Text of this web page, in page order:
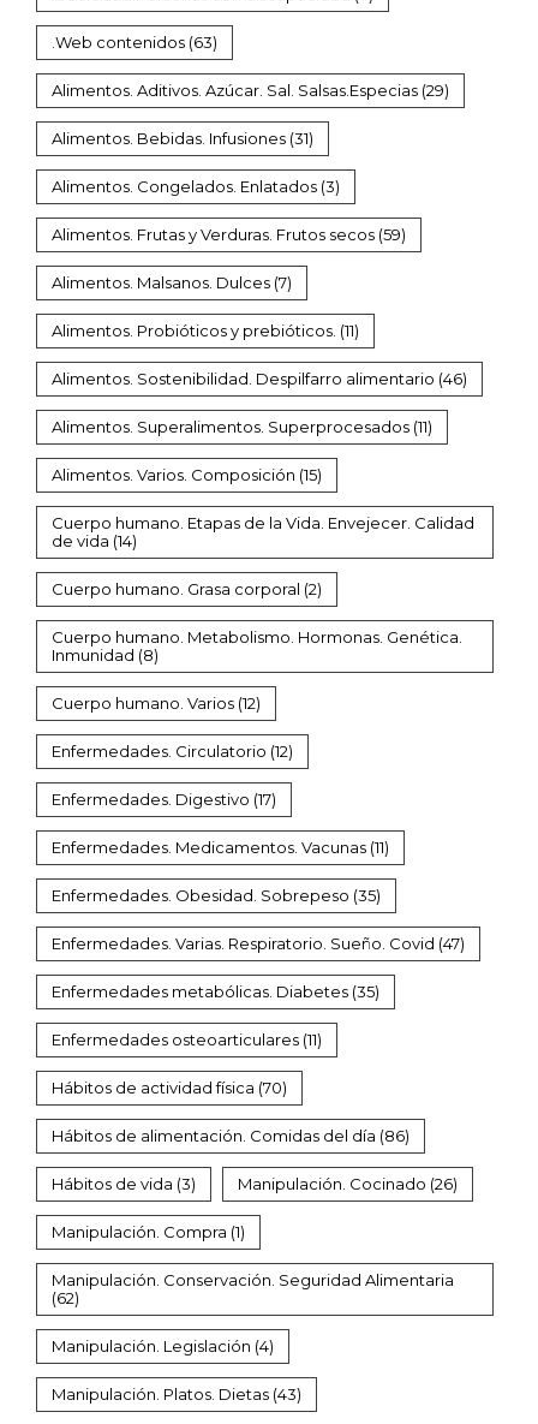
.Web contenidos (63)
Alimentos. Aditivos. Azúcar. Sal. Salsas.Especias (29)
Alimentos. Bebidas. Infusiones (31)
Alimentos. Congelados. Enlatados (3)
Alimentos. Frutas y Verduras. Frutos secos (59)
Alimentos. Malsanos. Dulces (7)
Alimentos. Probióticos y prebióticos. (11)
Alimentos. Sostenibilidad. Despilfarro alimentario (46)
Alimentos. Superalimentos. Superprocesados (11)
Alimentos. Varios. Composición (15)
Cuerpo humano. Etapas de la Vida. Envejecer. Calidad
de vida (14)
Cuerpo humano. Grasa corporal (2)
Cuerpo humano. Metabolismo. Hormonas. Genética.
Inmunidad (8)
Cuerpo humano. Varios (12)
Enfermedades. Circulatorio (12)
Enfermedades. Digestivo (17)
Enfermedades. Medicamentos. Vacunas (11)
Enfermedades. Obesidad. Sobrepeso (35)
Enfermedades. Varias. Respiratorio. Sueño. Covid (47)
Enfermedades metabólicas. Diabetes (35)
Enfermedades osteoarticulares (11)
Hábitos de actividad física (70)
Hábitos de alimentación. Comidas del día (86)
Hábitos de vida (3) Manipulación. Cocinado (26)
Manipulación. Compra (1)
Manipulación. Conservación. Seguridad Alimentaria
(62)
Manipulación. Legislación (4)
Manipulación. Platos. Dietas (43)